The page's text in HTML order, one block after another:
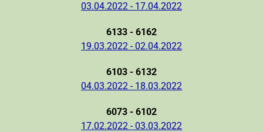
03.04.2022 - 17.04.2022
6133 - 6162
19.03.2022 - 02.04.2022
6103 - 6132
04.03.2022 - 18.03.2022
6073 - 6102
17.02.2022 - 03.03.2022